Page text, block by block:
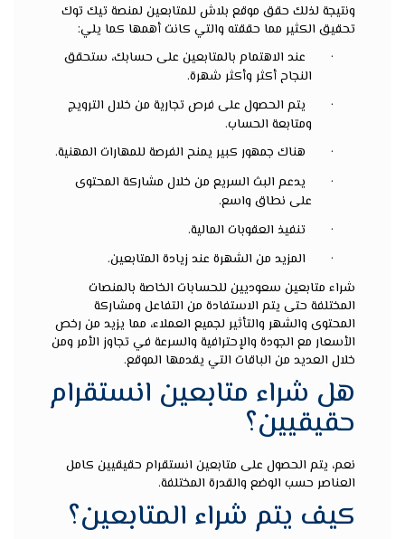
ونتيجة لذلك حقق موقع بلاش للمتابعين لمنصة تيك توك
تحقيق الكثير مما حققته والتي كانت أهمها كما يلي:
·
عند الاهتمام بالمتابعين على حسابك، ستحقق
النجاح أكثر وأكثر شهرة.
·
يتم الحصول على فرص تجارية من خلال الترويج
ومتابعة الحساب.
·
هناك جمهور كبير يمنح الفرصة للمهارات المهنية.
·
يدعم البث السريع من خلال مشاركة المحتوى
على نطاق واسع.
·
تنفيذ العقوبات المالية.
·
المزيد من الشهرة عند زيادة المتابعين.
شراء متابعين سعوديين للحسابات الخاصة بالمنصات
المختلفة حتى يتم الاستفادة من التفاعل ومشاركة
المحتوى والشهر والتأثير لجميع العملاء، مما يزيد من رخص
الأسعار مع الجودة والإحترافية والسرعة في تجاوز الأمر ومن
خلال العديد من الباقات التي يقدمها الموقع.
هل شراء متابعين انستقرام
حقيقيين؟
نعم، يتم الحصول على متابعين انستقرام حقيقيين كامل
العناصر حسب الوضع والقدرة المختلفة.
كيف يتم شراء المتابعين؟